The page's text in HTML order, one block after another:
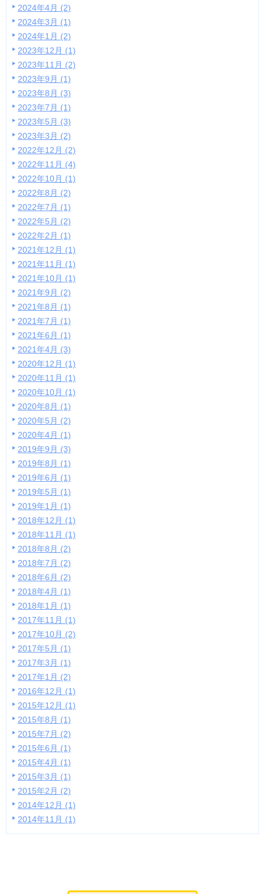
2024年4月 (2)
2024年3月 (1)
2024年1月 (2)
2023年12月 (1)
2023年11月 (2)
2023年9月 (1)
2023年8月 (3)
2023年7月 (1)
2023年5月 (3)
2023年3月 (2)
2022年12月 (2)
2022年11月 (4)
2022年10月 (1)
2022年8月 (2)
2022年7月 (1)
2022年5月 (2)
2022年2月 (1)
2021年12月 (1)
2021年11月 (1)
2021年10月 (1)
2021年9月 (2)
2021年8月 (1)
2021年7月 (1)
2021年6月 (1)
2021年4月 (3)
2020年12月 (1)
2020年11月 (1)
2020年10月 (1)
2020年8月 (1)
2020年5月 (2)
2020年4月 (1)
2019年9月 (3)
2019年8月 (1)
2019年6月 (1)
2019年5月 (1)
2019年1月 (1)
2018年12月 (1)
2018年11月 (1)
2018年8月 (2)
2018年7月 (2)
2018年6月 (2)
2018年4月 (1)
2018年1月 (1)
2017年11月 (1)
2017年10月 (2)
2017年5月 (1)
2017年3月 (1)
2017年1月 (2)
2016年12月 (1)
2015年12月 (1)
2015年8月 (1)
2015年7月 (2)
2015年6月 (1)
2015年4月 (1)
2015年3月 (1)
2015年2月 (2)
2014年12月 (1)
2014年11月 (1)